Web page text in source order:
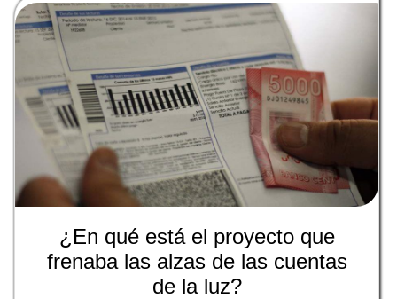
¿En qué está el proyecto que
frenaba las alzas de las cuentas
de la luz?